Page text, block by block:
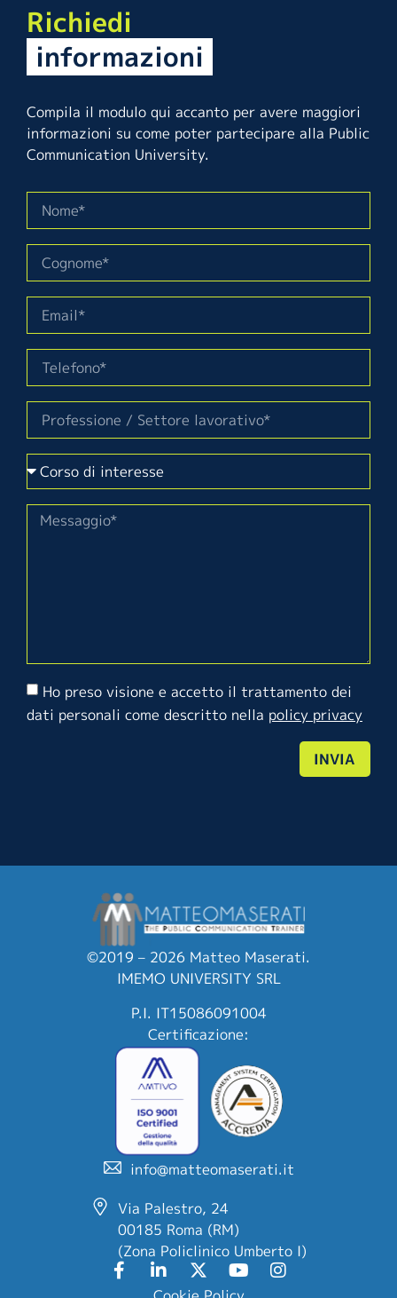
Richiedi
informazioni
Compila il modulo qui accanto per avere maggiori
informazioni su come poter partecipare alla Public
Communication University.
Ho preso visione e accetto il trattamento dei
dati personali come descritto nella policy privacy
INVIA
©2019 – 2026 Matteo Maserati.
IMEMO UNIVERSITY SRL
P.I. IT15086091004
info@matteomaserati.it
Via Palestro, 24
00185 Roma (RM)
(Zona Policlinico Umberto I)
Certificazione: